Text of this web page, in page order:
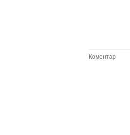
Коментар